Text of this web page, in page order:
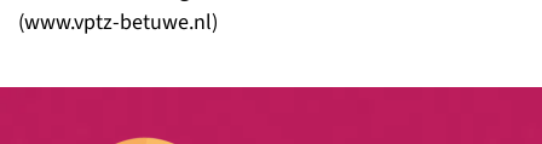
(www.vptz-betuwe.nl)